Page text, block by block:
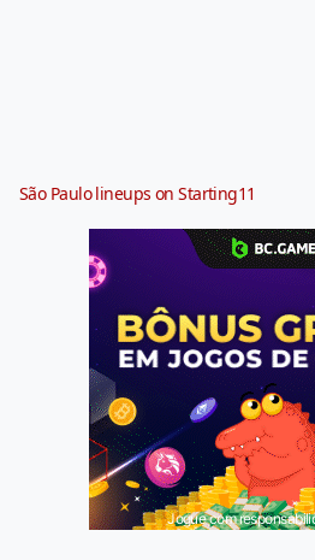
São Paulo lineups on Starting11
Jogue com